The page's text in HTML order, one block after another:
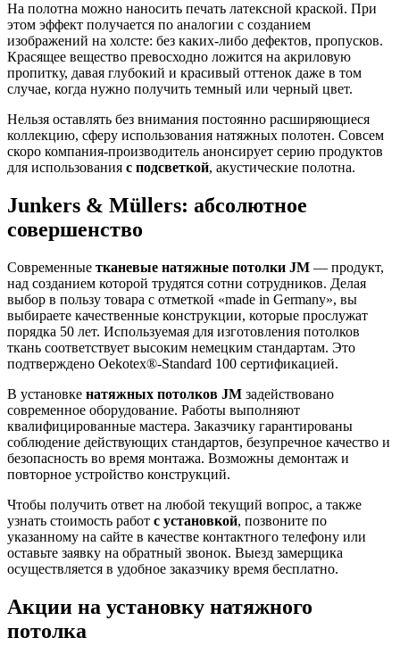
На полотна можно наносить печать латексной краской. При
этом эффект получается по аналогии с созданием
изображений на холсте: без каких-либо дефектов, пропусков.
Красящее вещество превосходно ложится на акриловую
пропитку, давая глубокий и красивый оттенок даже в том
случае, когда нужно получить темный или черный цвет.
Нельзя оставлять без внимания постоянно расширяющиеся
коллекцию, сферу использования натяжных полотен. Совсем
скоро компания-производитель анонсирует серию продуктов
для использования с подсветкой, акустические полотна.
Junkers & Müllers: абсолютное
совершенство
Современные тканевые натяжные потолки JM — продукт,
над созданием которой трудятся сотни сотрудников. Делая
выбор в пользу товара с отметкой «made in Germany», вы
выбираете качественные конструкции, которые прослужат
порядка 50 лет. Используемая для изготовления потолков
ткань соответствует высоким немецким стандартам. Это
подтверждено Oekotex®-Standard 100 сертификацией.
В установке натяжных потолков JM задействовано
современное оборудование. Работы выполняют
квалифицированные мастера. Заказчику гарантированы
соблюдение действующих стандартов, безупречное качество и
безопасность во время монтажа. Возможны демонтаж и
повторное устройство конструкций.
Чтобы получить ответ на любой текущий вопрос, а также
узнать стоимость работ с установкой, позвоните по
указанному на сайте в качестве контактного телефону или
оставьте заявку на обратный звонок. Выезд замерщика
осуществляется в удобное заказчику время бесплатно.
Акции на установку натяжного
потолка